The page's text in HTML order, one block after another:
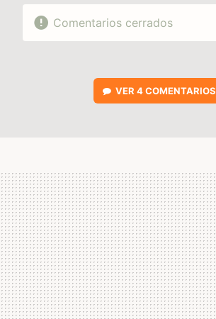
Comentarios cerrados
VER 4 COMENTARIOS